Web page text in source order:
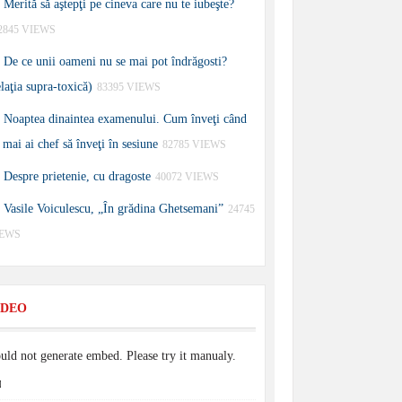
Merită să aştepţi pe cineva care nu te iubeşte?
VIEWS
De ce unii oameni nu se mai pot îndrăgosti?
supra-toxică) 83395 VIEWS
Noaptea dinaintea examenului. Cum înveţi când
mai ai chef să înveţi în sesiune 82785 VIEWS
Despre prietenie, cu dragoste 40072 VIEWS
Vasile Voiculescu, „În grădina Ghetsemani” 24745
not generate embed. Please try it manualy.